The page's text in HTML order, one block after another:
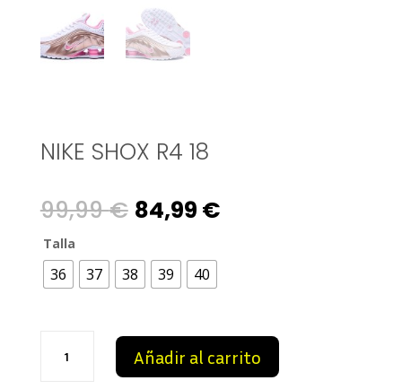
NIKE SHOX R4 18
99,99€ Original
was:
99,99 €.
84,99 €Current
84,99 €.
Talla
36 37 38 39 40
SHOX
Añadir al carrito